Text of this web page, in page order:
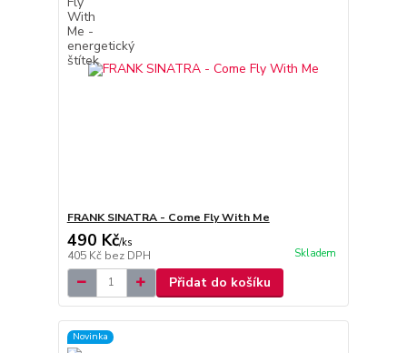
FRANK SINATRA - Come Fly With Me
490 Kč/ks
405 Kč bez DPH Skladem
Přidat do košíku
Novinka